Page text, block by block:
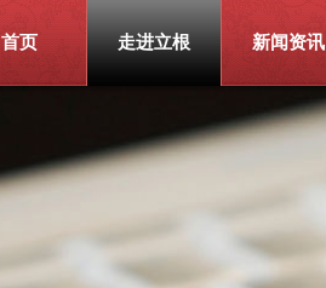
首页 走进立根 新闻资讯